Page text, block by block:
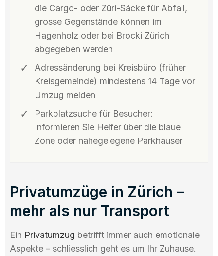
die Cargo- oder Züri-Säcke für Abfall,
grosse Gegenstände können im
Hagenholz oder bei Brocki Zürich
abgegeben werden
Adressänderung bei Kreisbüro (früher
Kreisgemeinde) mindestens 14 Tage vor
Umzug melden
Parkplatzsuche für Besucher:
Informieren Sie Helfer über die blaue
Zone oder nahegelegene Parkhäuser
Privatumzüge in Zürich –
mehr als nur Transport
Ein Privatumzug betrifft immer auch emotionale
Aspekte – schliesslich geht es um Ihr Zuhause.